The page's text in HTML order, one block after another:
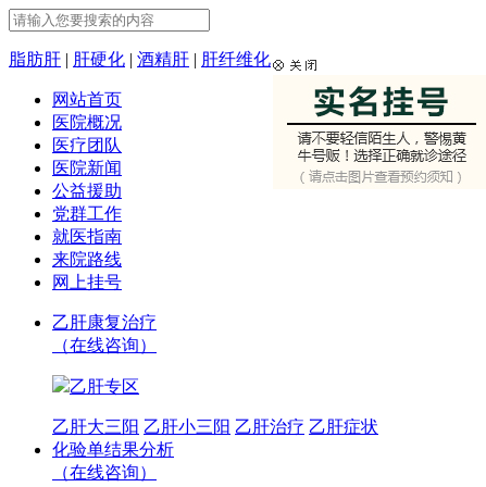
脂肪肝 | 肝硬化 | 酒精肝 | 肝纤维化
网站首页
医院概况
医疗团队
医院新闻
公益援助
党群工作
就医指南
来院路线
网上挂号
乙肝康复治疗
（在线咨询）
乙肝专区
乙肝大三阳 乙肝小三阳 乙肝治疗 乙肝症状
化验单结果分析
（在线咨询）